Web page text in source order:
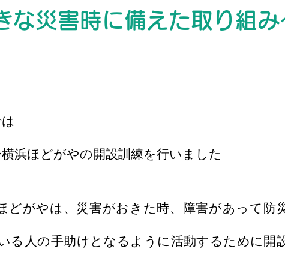
な災害時に備えた取り組み
浜ほどがやの開設訓練を行いました
どがやは、災害がおきた時、障害があって防
る人の手助けとなるように活動するために開